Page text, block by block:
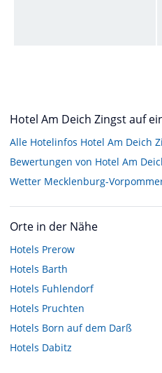
Hotel Am Deich Zingst auf
Alle Hotelinfos Hotel Am Deich
Bewertungen von Hotel Am
Wetter Mecklenburg-
Orte in der Nähe
Hotels Prerow
Hotels Barth
Hotels Fuhlendorf
Hotels Pruchten
Hotels Born auf dem Darß
Hotels Dabitz